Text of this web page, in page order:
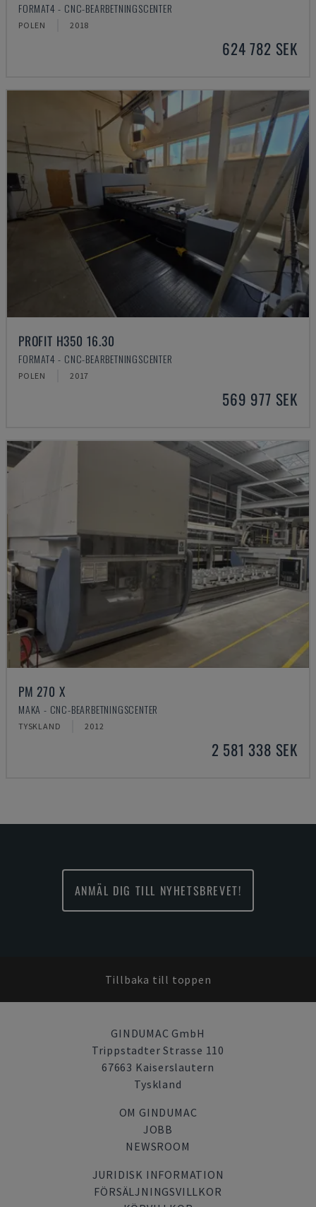
FORMAT4 - CNC-BEARBETNINGSCENTER
POLEN 2018
624 782 SEK
PROFIT H350 16.30
FORMAT4 - CNC-BEARBETNINGSCENTER
POLEN 2017
569 977 SEK
PM 270 X
MAKA - CNC-BEARBETNINGSCENTER
TYSKLAND 2012
2 581 338 SEK
ANMÄL DIG TILL NYHETSBREVET!
Tillbaka till toppen
GINDUMAC GmbH
Trippstadter Strasse 110
67663 Kaiserslautern
Tyskland
OM GINDUMAC
JOBB
NEWSROOM
JURIDISK INFORMATION
FÖRSÄLJNINGSVILLKOR